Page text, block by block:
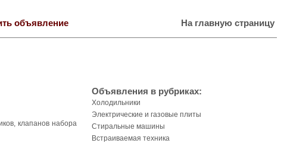
объявление На главную страницу
клапанов набора
Объявления в рубриках:
Холодильники
Электрические и газовые плиты
Стиральные машины
Встраиваемая техника